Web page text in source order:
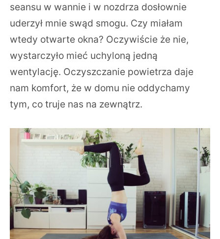
seansu w wannie i w nozdrza dosłownie
uderzył mnie swąd smogu. Czy miałam
wtedy otwarte okna? Oczywiście że nie,
wystarczyło mieć uchyloną jedną
wentylację. Oczyszczanie powietrza daje
nam komfort, że w domu nie oddychamy
tym, co truje nas na zewnątrz.